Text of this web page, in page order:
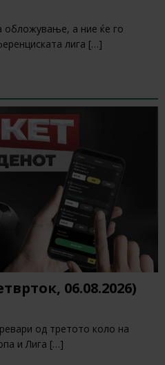
обложување, а ние ќе го
лига […]
06.08.2026)
од третото коло на
и Лига […]